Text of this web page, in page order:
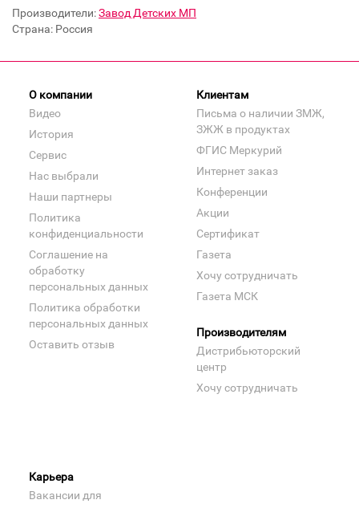
Производители:Завод Детских МП
Страна: Россия
О компании
Видео
История
Сервис
Нас выбрали
Наши партнеры
Политика
конфиденциальности
Соглашение на
обработку
персональных данных
Политика обработки
персональных данных
Оставить отзыв
Клиентам
Письма о наличии ЗМЖ,
ЗЖЖ в продуктах
ФГИС Меркурий
Интернет заказ
Конференции
Акции
Сертификат
Газета
Хочу сотрудничать
Газета МСК
Производителям
Дистрибьюторский
центр
Хочу сотрудничать
Карьера
Вакансии для